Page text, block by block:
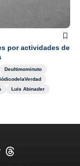
por actividades de
Deultimominuto
Luis Abinader